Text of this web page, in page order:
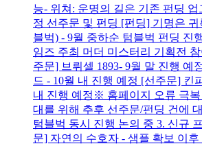
능- 위쳐: 운명의 길은 기존 펀딩 업
정 선주문 및 펀딩 [펀딩] ​기명은
블벅) - 9월 중하순 텀블벅 펀딩 진
임즈 주최 머더 미스터리 기획전
주문] 브뤼셀 1893- 9월 말 진행 예
드 - 10월 내 진행 예정 ​[선주문] 킨
내 진행 예정※ 홈페이지 오류 극
대를 위해 추후 선주문/펀딩 건에
텀블벅 동시 진행 논의 중 3. 신규
문] 자연의 수호자 - 샘플 확보 이